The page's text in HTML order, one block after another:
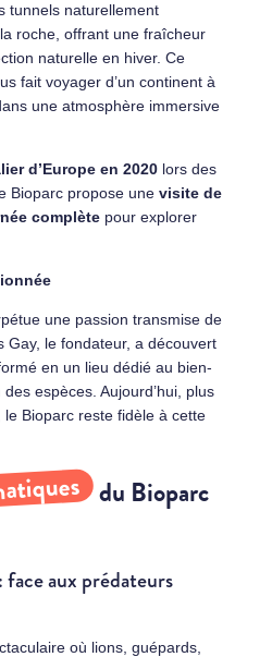
tunnels naturellement
roche, offrant une fraîcheur
naturelle en hiver. Ce
fait voyager d’un continent à
une atmosphère immersive
d’Europe en 2020 lors des
Bioparc propose une visite de
complète pour explorer
une passion transmise de
le fondateur, a découvert
en un lieu dédié au bien-
espèces. Aujourd’hui, plus
Bioparc reste fidèle à cette
du Bioparc
face aux prédateurs
où lions, guépards,